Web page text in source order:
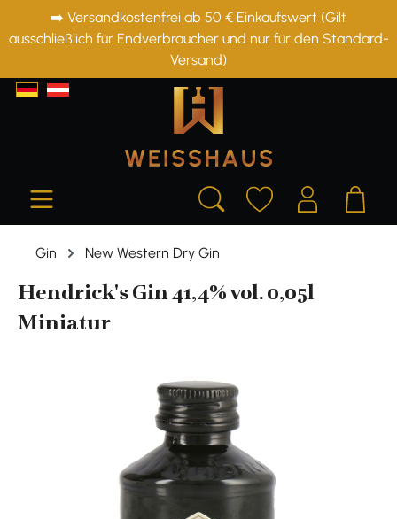
springen
➡️ Versandkostenfrei ab 50 € Einkaufswert (Gilt
ausschließlich für Endverbraucher und nur für den Standard-
Versand)
Gin New Western Dry Gin
Hendrick's Gin 41,4% vol. 0,05l
Miniatur
Bildergalerie überspringen